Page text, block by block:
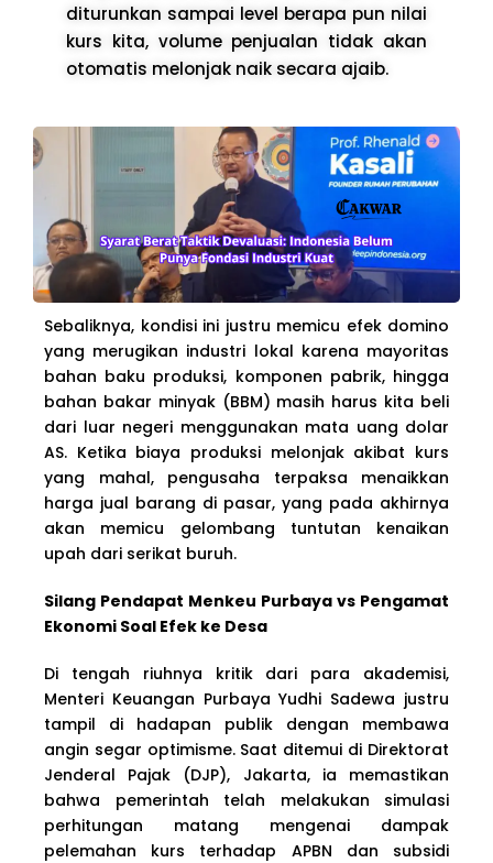
diturunkan sampai level berapa pun nilai
kurs kita, volume penjualan tidak akan
otomatis melonjak naik secara ajaib.
Sebaliknya, kondisi ini justru memicu efek domino
yang merugikan industri lokal karena mayoritas
bahan baku produksi, komponen pabrik, hingga
bahan bakar minyak (BBM) masih harus kita beli
dari luar negeri menggunakan mata uang dolar
AS. Ketika biaya produksi melonjak akibat kurs
yang mahal, pengusaha terpaksa menaikkan
harga jual barang di pasar, yang pada akhirnya
akan memicu gelombang tuntutan kenaikan
upah dari serikat buruh.
Silang Pendapat Menkeu Purbaya vs Pengamat
Ekonomi Soal Efek ke Desa
Di tengah riuhnya kritik dari para akademisi,
Menteri Keuangan Purbaya Yudhi Sadewa justru
tampil di hadapan publik dengan membawa
angin segar optimisme. Saat ditemui di Direktorat
Jenderal Pajak (DJP), Jakarta, ia memastikan
bahwa pemerintah telah melakukan simulasi
perhitungan matang mengenai dampak
pelemahan kurs terhadap APBN dan subsidi